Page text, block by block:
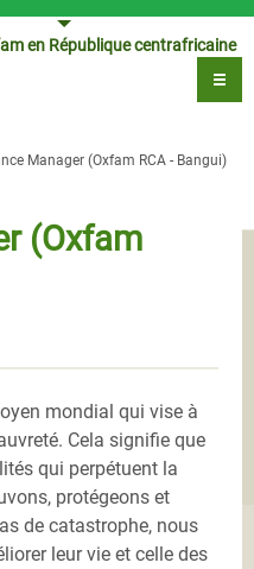
en République centrafricaine
Manager (Oxfam RCA - Bangui)
(Oxfam
mondial qui vise à
Cela signifie que
qui perpétuent la
protégeons et
de catastrophe, nous
leur vie et celle des